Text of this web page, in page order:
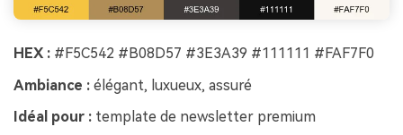
HEX : #F5C542 #B08D57 #3E3A39 #111111 #FAF7F0
Ambiance : élégant, luxueux, assuré
Idéal pour : template de newsletter premium